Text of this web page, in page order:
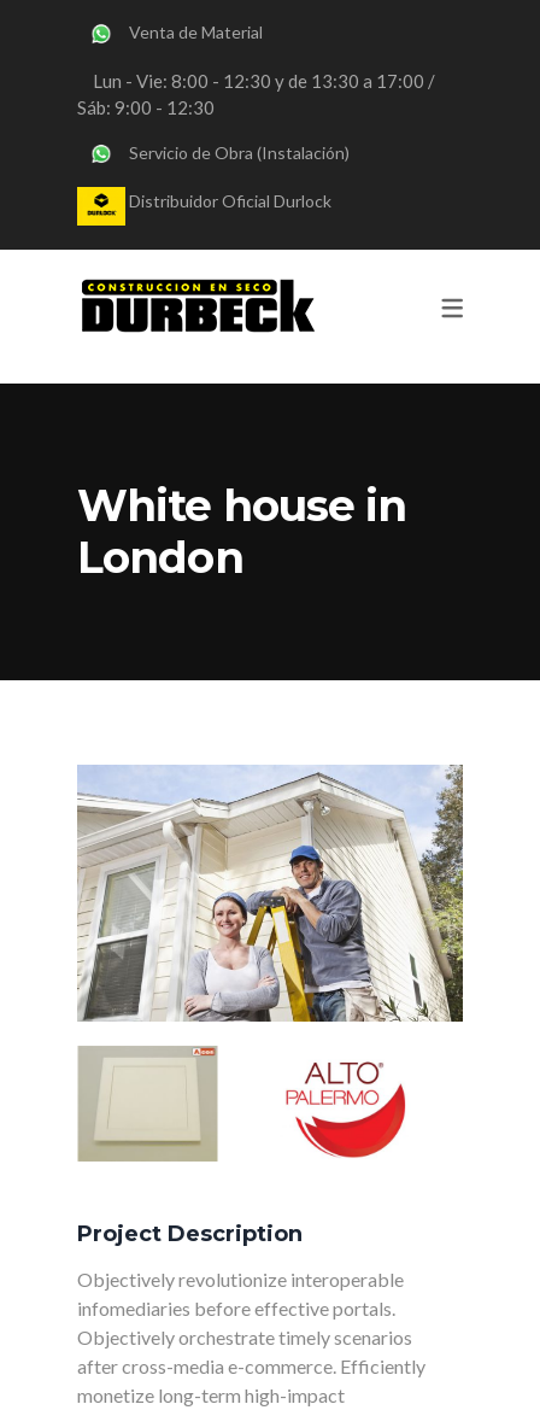
SERVICIOS
VENTA DE MATERIALES
REVESTIMIENTOS Y PINTURA
Venta de Material
Lun - Vie: 8:00 - 12:30 y de 13:30 a 17:00 /
Sáb: 9:00 - 12:30
Servicio de Obra (Instalación)
Distribuidor Oficial Durlock
White house in
London
Project Description
Objectively revolutionize interoperable
infomediaries before effective portals.
Objectively orchestrate timely scenarios
after cross-media e-commerce. Efficiently
monetize long-term high-impact